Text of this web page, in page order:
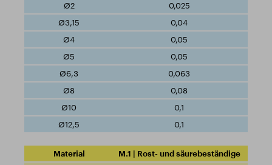
0,025
0,04
0,05
0,05
0,063
0,08
0,1
0,1
M.1 | Rost- und säurebeständige